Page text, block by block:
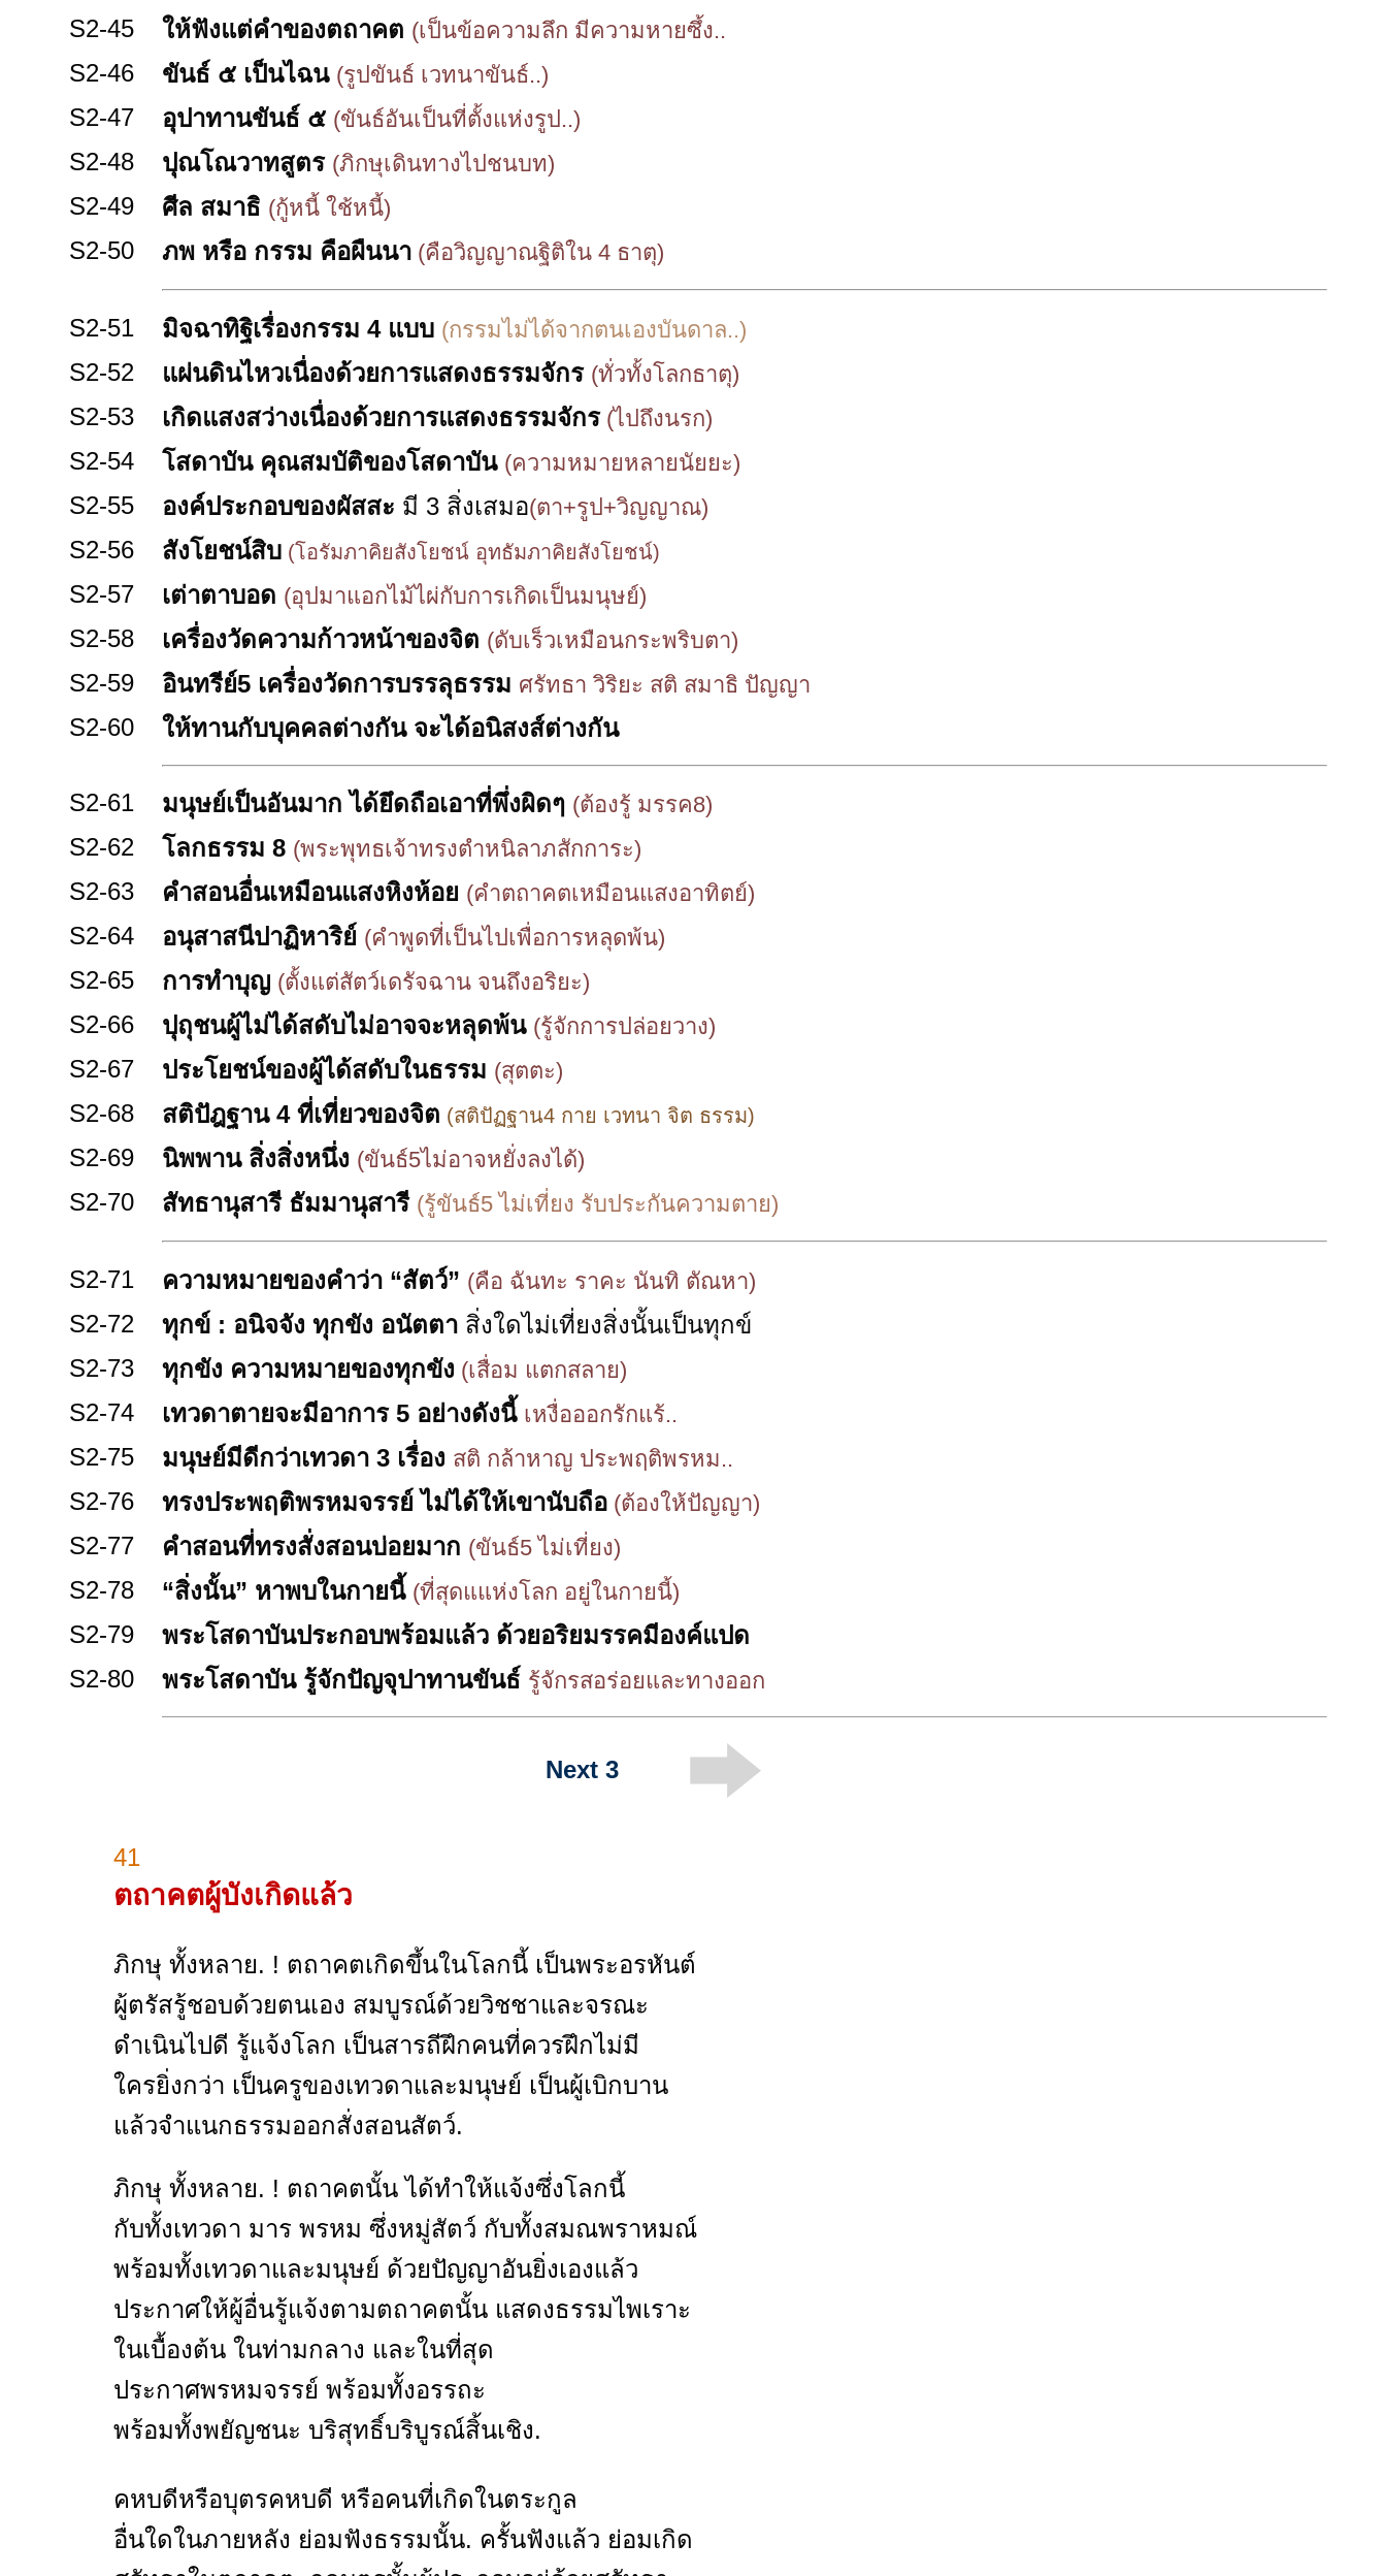
S2-45 ให้ฟังแต่คำของตถาคต (เป็นข้อความลึก มีความหายซึ้ง..
S2-46 ขันธ์ ๕ เป็นไฉน (รูปขันธ์ เวทนาขันธ์..)
S2-47 อุปาทานขันธ์ ๕ (ขันธ์อันเป็นที่ตั้งแห่งรูป..)
S2-48 ปุณโณวาทสูตร (ภิกษุเดินทางไปชนบท)
S2-49 ศีล สมาธิ (กู้หนี้ ใช้หนี้)
S2-50 ภพ หรือ กรรม คือผืนนา (คือวิญญาณฐิติใน 4 ธาตุ)
S2-51 มิจฉาทิฐิเรื่องกรรม 4 แบบ (กรรมไม่ได้จากตนเองบันดาล..)
S2-52 แผ่นดินไหวเนื่องด้วยการแสดงธรรมจักร (ทั่วทั้งโลกธาตุ)
S2-53 เกิดแสงสว่างเนื่องด้วยการแสดงธรรมจักร(ไปถึงนรก)
S2-54 โสดาบัน คุณสมบัติของโสดาบัน (ความหมายหลายนัยยะ)
S2-55 องค์ประกอบของผัสสะ มี 3 สิ่งเสมอ(ตา+รูป+วิญญาณ)
S2-56 สังโยชน์สิบ (โอรัมภาคิยสังโยชน์ อุทธัมภาคิยสังโยชน์)
S2-57 เต่าตาบอด (อุปมาแอกไม้ไผ่กับการเกิดเป็นมนุษย์)
S2-58 เครื่องวัดความก้าวหน้าของจิต (ดับเร็วเหมือนกระพริบตา)
S2-59 อินทรีย์5 เครื่องวัดการบรรลุธรรม ศรัทธา วิริยะ สติ สมาธิ ปัญญา
S2-60 ให้ทานกับบุคคลต่างกัน จะได้อนิสงส์ต่างกัน
S2-61 มนุษย์เป็นอันมาก ได้ยึดถือเอาที่พึ่งผิดๆ (ต้องรู้ มรรค8)
S2-62 โลกธรรม 8 (พระพุทธเจ้าทรงตำหนิลาภสักการะ)
S2-63 คำสอนอื่นเหมือนแสงหิงห้อย (คำตถาคตเหมือนแสงอาทิตย์)
S2-64 อนุสาสนีปาฏิหาริย์ (คำพูดที่เป็นไปเพื่อการหลุดพ้น)
S2-65 การทำบุญ (ตั้งแต่สัตว์เดรัจฉาน จนถึงอริยะ)
S2-66 ปุถุชนผู้ไม่ได้สดับไม่อาจจะหลุดพ้น (รู้จักการปล่อยวาง)
S2-67 ประโยชน์ของผู้ได้สดับในธรรม (สุตตะ)
S2-68 สติปัฎฐาน 4 ที่เที่ยวของจิต (สติปัฏฐาน4 กาย เวทนา จิต ธรรม)
S2-69 นิพพาน สิ่งสิ่งหนึ่ง (ขันธ์5ไม่อาจหยั่งลงได้)
S2-70 สัทธานุสารี ธัมมานุสารี (รู้ขันธ์5 ไม่เที่ยง รับประกันความตาย)
S2-71 ความหมายของคำว่า “สัตว์” (คือ ฉันทะ ราคะ นันทิ ตัณหา)
S2-72 ทุกข์ : อนิจจัง ทุกขัง อนัตตา สิ่งใดไม่เที่ยงสิ่งนั้นเป็นทุกข์
S2-73
ทุกขัง ความหมายของทุกขัง (เสื่อม แตกสลาย)
S2-74 เทวดาตายจะมีอาการ 5 อย่างดังนี้ เหงื่อออกรักแร้..
S2-75 มนุษย์มีดีกว่าเทวดา 3 เรื่อง สติ กล้าหาญ ประพฤติพรหม..
S2-76 ทรงประพฤติพรหมจรรย์ ไม่ได้ให้เขานับถือ (ต้องให้ปัญญา)
S2-77 คำสอนที่ทรงสั่งสอนบ่อยมาก (ขันธ์5 ไม่เที่ยง)
S2-78 “สิ่งนั้น” หาพบในกายนี้ (ที่สุดแแห่งโลก อยู่ในกายนี้)
S2-79
พระโสดาบันประกอบพร้อมแล้ว ด้วยอริยมรรคมีองค์แปด
S2-80
พระโสดาบัน รู้จักปัญจุปาทานขันธ์ รู้จักรสอร่อยและทางออก
Next 3
41
ตถาคตผู้บังเกิดแล้ว
ภิกษุ ทั้งหลาย. ! ตถาคตเกิดขึ้นในโลกนี้ เป็นพระอรหันต์
ผู้ตรัสรู้ชอบด้วยตนเอง สมบูรณ์ด้วยวิชชาและจรณะ
ดำเนินไปดี รู้แจ้งโลก เป็นสารถีฝึกคนที่ควรฝึกไม่มี
ใครยิ่งกว่า เป็นครูของเทวดาและมนุษย์ เป็นผู้เบิกบาน
แล้วจำแนกธรรมออกสั่งสอนสัตว์.
ภิกษุ ทั้งหลาย. ! ตถาคตนั้น ได้ทำให้แจ้งซึ่งโลกนี้
กับทั้งเทวดา มาร พรหม ซึ่งหมู่สัตว์ กับทั้งสมณพราหมณ์
พร้อมทั้งเทวดาและมนุษย์ ด้วยปัญญาอันยิ่งเองแล้ว
ประกาศให้ผู้อื่นรู้แจ้งตามตถาคตนั้น แสดงธรรมไพเราะ
ในเบื้องต้น ในท่ามกลาง และในที่สุด
ประกาศพรหมจรรย์ พร้อมทั้งอรรถะ
พร้อมทั้งพยัญชนะ บริสุทธิ์บริบูรณ์สิ้นเชิง.
คหบดีหรือบุตรคหบดี หรือคนที่เกิดในตระกูล
อื่นใดในภายหลัง ย่อมฟังธรรมนั้น. ครั้นฟังแล้ว ย่อมเกิด